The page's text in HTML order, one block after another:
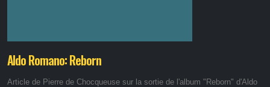
Aldo Romano: Reborn
Article de Pierre de Chocqueuse sur la sortie de l'album "Reborn" d'Aldo